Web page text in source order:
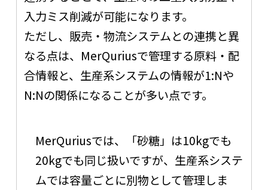
入力ミス削減が可能になります。
ただし、販売・物流システムとの連携と異
なる点は、MerQuriusで管理する原料・配
合情報と、生産系システムの情報が1:Nや
N:Nの関係になることが多い点です。
MerQuriusでは、「砂糖」は10kgでも
20kgでも同じ扱いですが、生産系システ
ムでは容量ごとに別物として管理しま